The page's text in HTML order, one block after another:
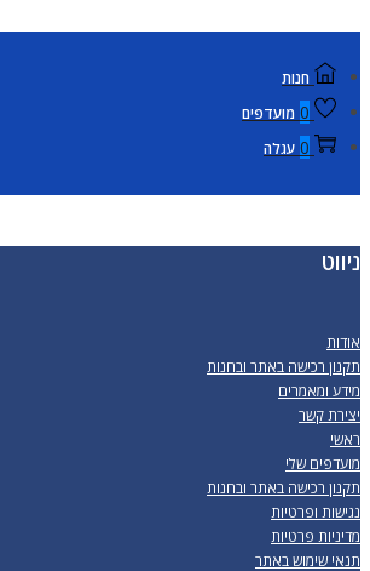
חנות
0 מועדפים
0 עגלה
ניווט
אודות
תקנון רכישה באתר ובחנות
מידע ומאמרים
יצירת קשר
ראשי
מועדפים שלי
תקנון רכישה באתר ובחנות
נגישות ופרטיות
מדיניות פרטיות
תנאי שימוש באתר